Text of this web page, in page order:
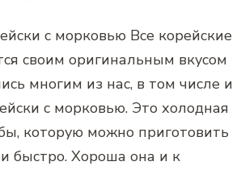
с морковью Все корейские
своим оригинальным вкусом
многим из нас, в том числе и
с морковью. Это холодная
которую можно приготовить
быстро. Хороша она и к